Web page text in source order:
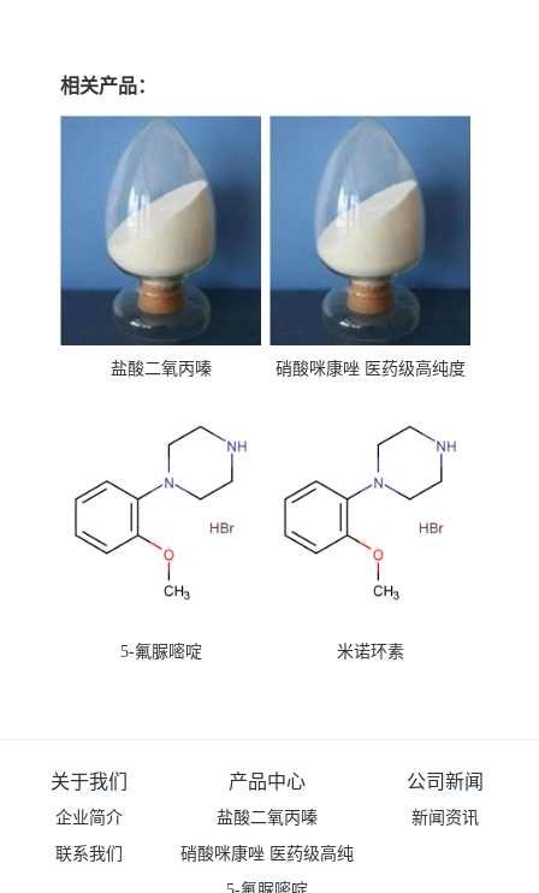
相关产品：
盐酸二氧丙嗪
硝酸咪康唑 医药级高纯度
5-氟脲嘧啶 米诺环素
关于我们
企业简介
联系我们
产品中心
盐酸二氧丙嗪
硝酸咪康唑 医药级高纯
公司新闻
新闻资讯